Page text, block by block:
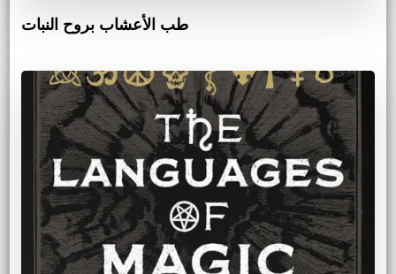
طب الأعشاب بروح النبات